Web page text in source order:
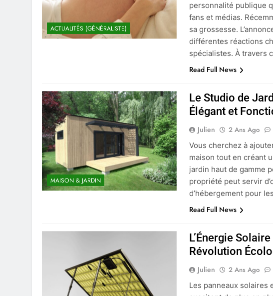
ACTUALITÉS (GÉNÉRALISTE)
personnalité publique
fans et médias.
sa grossesse.
différentes réactions
spécialistes. À travers
Read Full News
MAISON & JARDIN
Le Studio de
Élégant et
Julien 2 Ans Ago
Vous cherchez à
maison tout en créant
jardin haut de gamme
propriété peut servir
d’hébergement pour
Read Full News
L’Énergie
Révolution
Julien 2 Ans Ago
Les panneaux solaires